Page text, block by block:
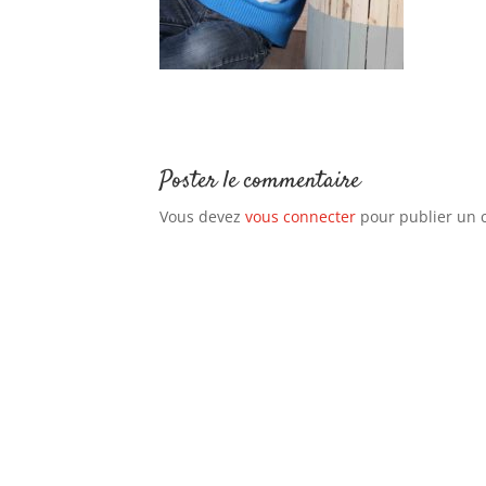
Poster le commentaire
Vous devez vous connecter pour publier un